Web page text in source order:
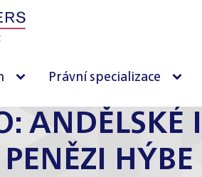
Právní specializace
ANDĚLSKÉ
PENĚZI